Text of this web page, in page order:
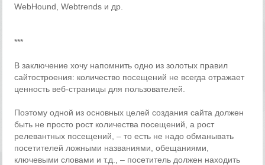
WebHound, Webtrends и др.
***
В заключение хочу напомнить одно из золотых правил
сайтостроения: количество посещений не всегда отражает
ценность веб-страницы для пользователей.
Поэтому одной из основных целей создания сайта должен
быть не просто рост количества посещений, а рост
релевантных посещений, – то есть не надо обманывать
посетителей ложными названиями, обещаниями,
ключевыми словами и т.д., – посетитель должен находить